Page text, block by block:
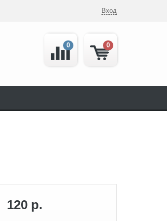
Вход
0
0
120 р.